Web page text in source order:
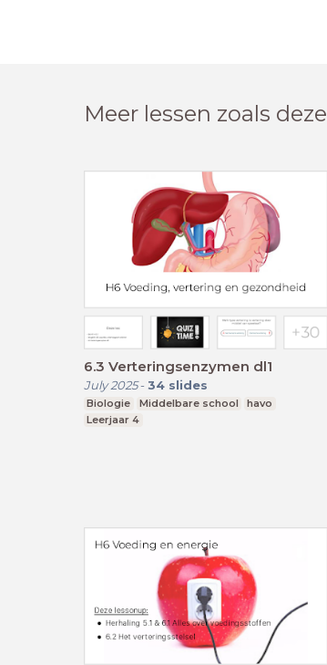
Meer lessen zoals deze
6.3 Verteringsenzymen dl1
July 2025- 34 slides
Biologie Middelbare school
havo
Leerjaar 4